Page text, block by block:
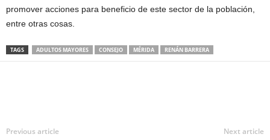
promover acciones para beneficio de este sector de la población,
entre otras cosas.
TAGS ADULTOS MAYORES CONSEJO MÉRIDA RENÁN BARRERA
Previous article Next article